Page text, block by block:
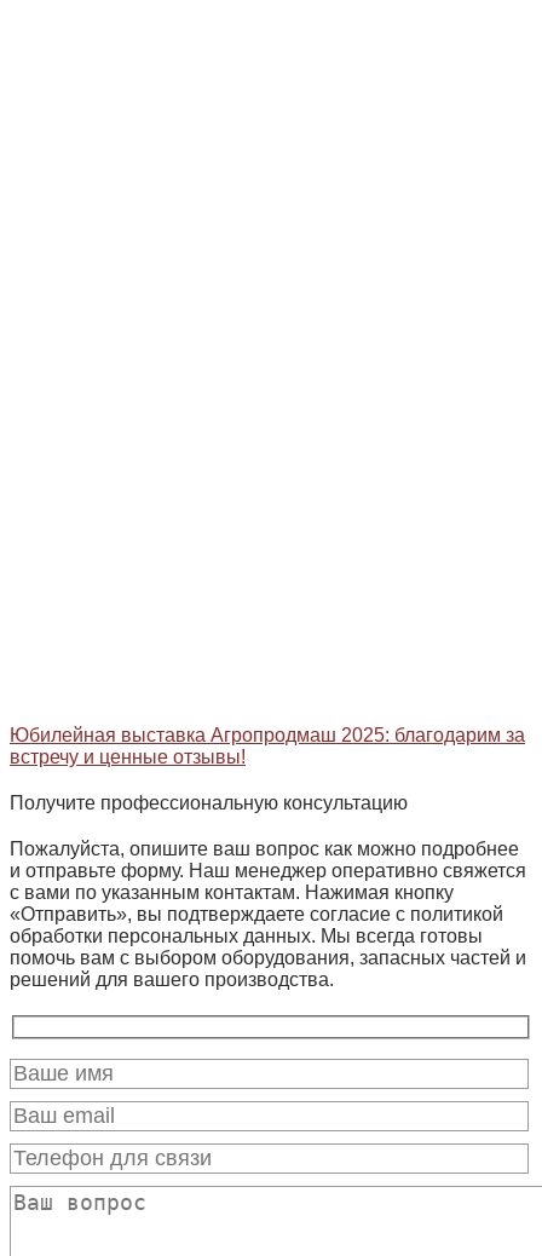
Юбилейная выставка Агропродмаш 2025: благодарим за
встречу и ценные отзывы!
Получите профессиональную консультацию
Пожалуйста, опишите ваш вопрос как можно подробнее
и отправьте форму. Наш менеджер оперативно свяжется
с вами по указанным контактам. Нажимая кнопку
«Отправить», вы подтверждаете согласие с политикой
обработки персональных данных. Мы всегда готовы
помочь вам с выбором оборудования, запасных частей и
решений для вашего производства.